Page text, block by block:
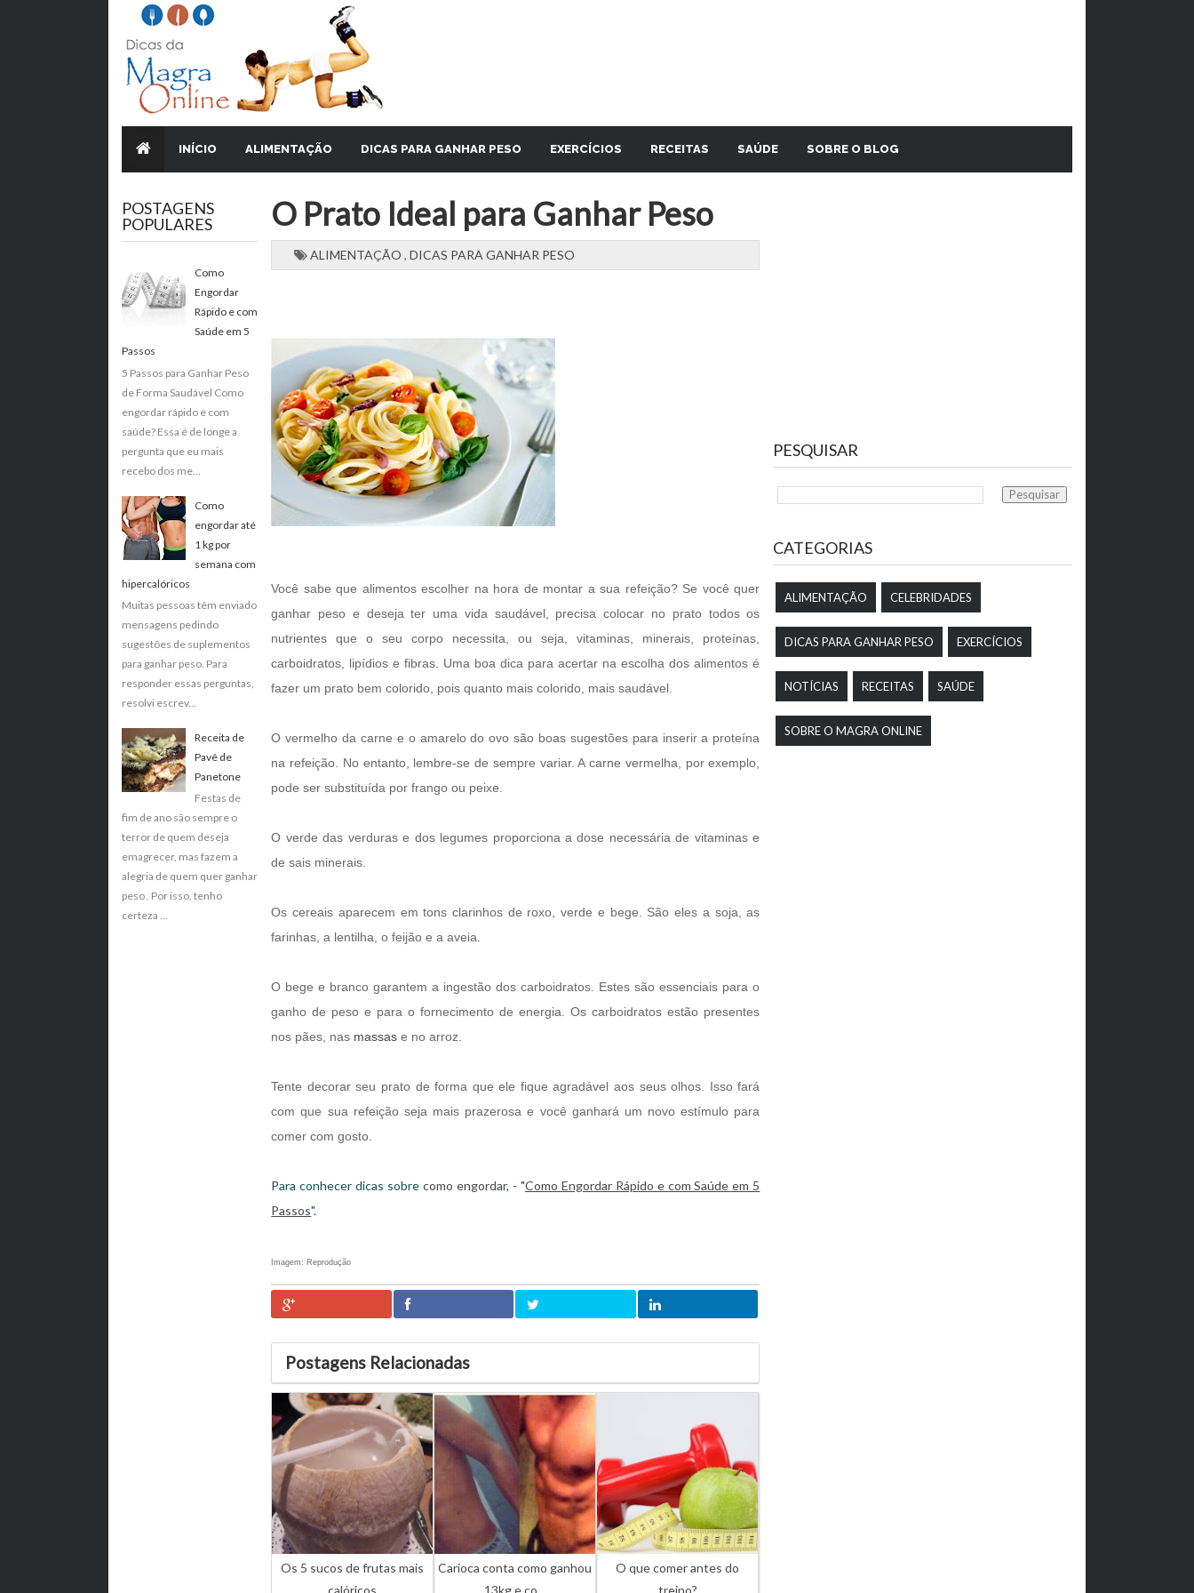
INÍCIO ALIMENTAÇÃO DICAS PARA GANHAR PESO EXERCÍCIOS RECEITAS SAÚDE SOBRE O BLOG
POSTAGENS
POPULARES
Como
Engordar
Rápido e com
Saúde em 5
Passos
5 Passos para Ganhar Peso
de Forma Saudável Como
engordar rápido e com
saúde? Essa é de longe a
pergunta que eu mais
recebo dos me...
Como
engordar até
1 kg por
semana com
hipercalóricos
Muitas pessoas têm enviado
mensagens pedindo
sugestões de suplementos
para ganhar peso. Para
responder essas perguntas,
resolvi escrev...
Receita de
Pavê de
Panetone
Festas de
fim de ano são sempre o
terror de quem deseja
emagrecer, mas fazem a
alegria de quem quer ganhar
peso . Por isso, tenho
certeza ...
O Prato Ideal para Ganhar Peso
ALIMENTAÇÃO,DICAS PARA GANHAR PESO
Você sabe que alimentos escolher na hora de montar a sua refeição? Se você quer
ganhar peso e deseja ter uma vida saudável, precisa colocar no prato todos os
nutrientes que o seu corpo necessita, ou seja, vitaminas, minerais, proteínas,
carboidratos, lipídios e fibras. Uma boa dica para acertar na escolha dos alimentos é
fazer um prato bem colorido, pois quanto mais colorido, mais saudável.
O vermelho da carne e o amarelo do ovo são boas sugestões para inserir a proteína
na refeição. No entanto, lembre-se de sempre variar. A carne vermelha, por exemplo,
pode ser substituída por frango ou peixe.
O verde das verduras e dos legumes proporciona a dose necessária de vitaminas e
de sais minerais.
Os cereais aparecem em tons clarinhos de roxo, verde e bege. São eles a soja, as
farinhas, a lentilha, o feijão e a aveia.
O bege e branco garantem a ingestão dos carboidratos. Estes são essenciais para o
ganho de peso e para o fornecimento de energia. Os carboidratos estão presentes
nos pães, nas massas e no arroz.
Tente decorar seu prato de forma que ele fique agradável aos seus olhos. Isso fará
com que sua refeição seja mais prazerosa e você ganhará um novo estímulo para
comer com gosto.
Para conhecer dicas sobrecomo engordar, - "Como Engordar Rápido e com Saúde em 5
Passos".
Imagem: Reprodução
Postagens Relacionadas
Os 5 sucos de frutas mais
calóricos
Carioca conta como ganhou
13kg e co...
O que comer antes do
treino?
PESQUISAR
CATEGORIAS
ALIMENTAÇÃO CELEBRIDADES
DICAS PARA GANHAR PESO EXERCÍCIOS
NOTÍCIAS RECEITAS SAÚDE
SOBRE O MAGRA ONLINE